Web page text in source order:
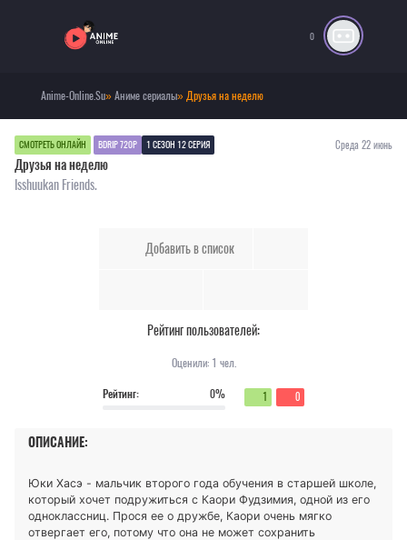
0
Anime-Online.Su»Аниме сериалы» Друзья на неделю
СМОТРЕТЬ ОНЛАЙН BDRIP 720P 1 СЕЗОН 12 СЕРИЯ Среда 22 июнь
Друзья на неделю
Isshuukan Friends.
Добавить в список
Рейтинг пользователей:
Оценили: 1 чел.
Рейтинг:
0% 1 0
ОПИСАНИЕ:
Юки Хасэ - мальчик второго года обучения в старшей школе,
который хочет подружиться с Каори Фудзимия, одной из его
одноклассниц. Прося ее о дружбе, Каори очень мягко
отвергает его, потому что она не может сохранить